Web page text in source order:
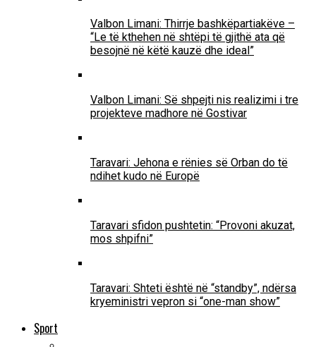
Valbon Limani: Thirrje bashkëpartiakëve –
“Le të kthehen në shtëpi të gjithë ata që
besojnë në këtë kauzë dhe ideal”
Valbon Limani: Së shpejti nis realizimi i tre
projekteve madhore në Gostivar
Taravari: Jehona e rënies së Orban do të
ndihet kudo në Europë
Taravari sfidon pushtetin: “Provoni akuzat,
mos shpifni”
Taravari: Shteti është në “standby”, ndërsa
kryeministri vepron si “one-man show”
Sport